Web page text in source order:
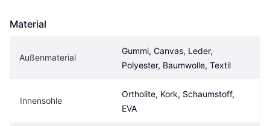
Material
Außenmaterial
Gummi, Canvas, Leder,
Polyester, Baumwolle, Textil
Innensohle
Ortholite, Kork, Schaumstoff,
EVA